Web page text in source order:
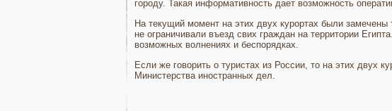
городу. Такая информативность дает возможность
На текущий момент на этих двух курортах были
не ограничивали въезд свих граждан на территории
возможных волнениях и беспорядках.
Если же говорить о туристах из России, то на этих двух
Министерства иностранных дел.